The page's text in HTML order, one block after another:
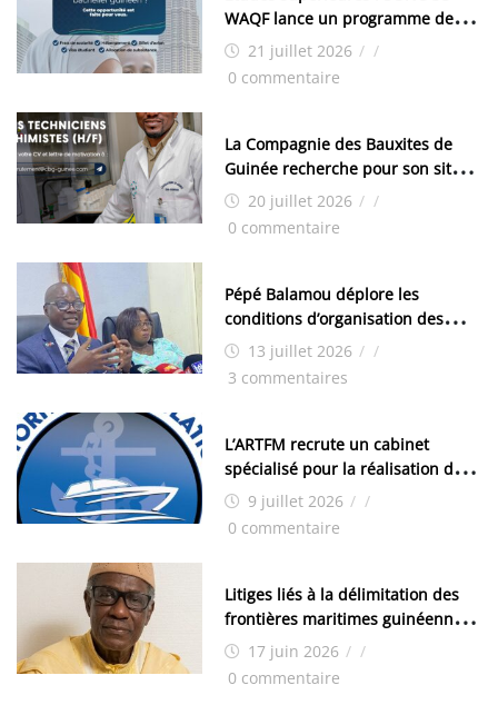
WAQF lance un programme de
bourses pour la Malaisie
21 juillet 2026 / /
0 commentaire
La Compagnie des Bauxites de
Guinée recherche pour son site
de Kamsar des techniciens
chimistes (H/F)
20 juillet 2026 / /
0 commentaire
Pépé Balamou déplore les
conditions d’organisation des
examens nationaux : « Si ce sont
les élections, on trouve tous les
13 juillet 2026 / /
3 commentaires
L’ARTFM recrute un cabinet
spécialisé pour la réalisation des
études techniques
9 juillet 2026 / /
0 commentaire
Litiges liés à la délimitation des
frontières maritimes guinéennes:
Idrissa Chérif écrit au ministre
des Hydrocarbures
17 juin 2026 / /
0 commentaire